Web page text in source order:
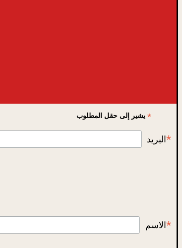
* يشير إلى حقل المطلوب
* البريد
* الاسم